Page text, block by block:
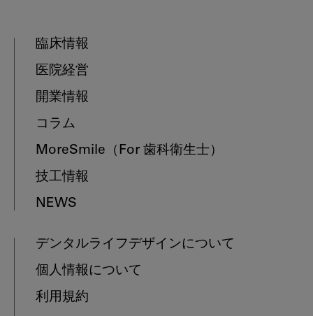
臨床情報
医院経営
開業情報
コラム
MoreSmile （For 歯科衛生士）
技工情報
NEWS
デンタルライフデザインについて
個人情報について
利用規約